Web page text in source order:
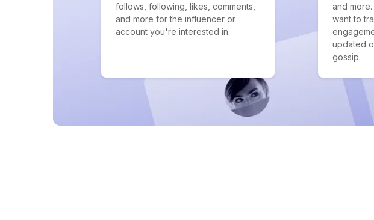
follows, following, likes, comments,
and more for the influencer or
account you're interested in.
and
want to
updated
gossip.